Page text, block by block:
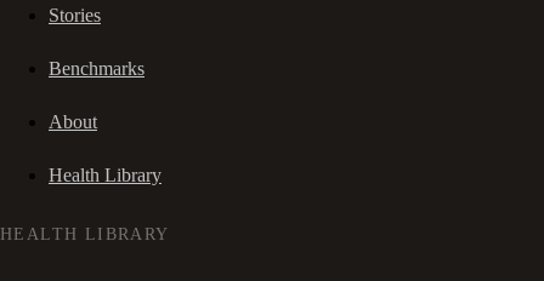
Stories
Benchmarks
About
Health Library
HEALTH LIBRARY